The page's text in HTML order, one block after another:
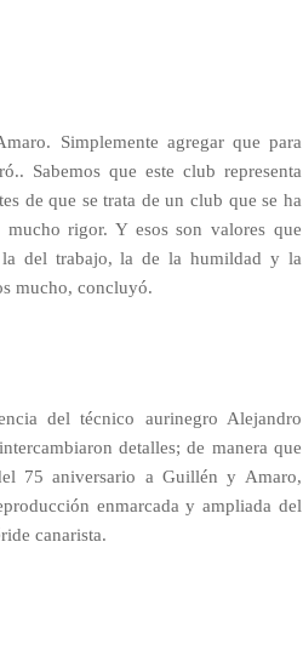
Simplemente agregar que para
Sabemos que este club representa
de que se trata de un club que se ha
rigor. Y esos son valores que
del trabajo, la de la humildad y la
mucho, concluyó.
del técnico aurinegro Alejandro
detalles; de manera que
75 aniversario a Guillén y Amaro,
enmarcada y ampliada del
canarista.